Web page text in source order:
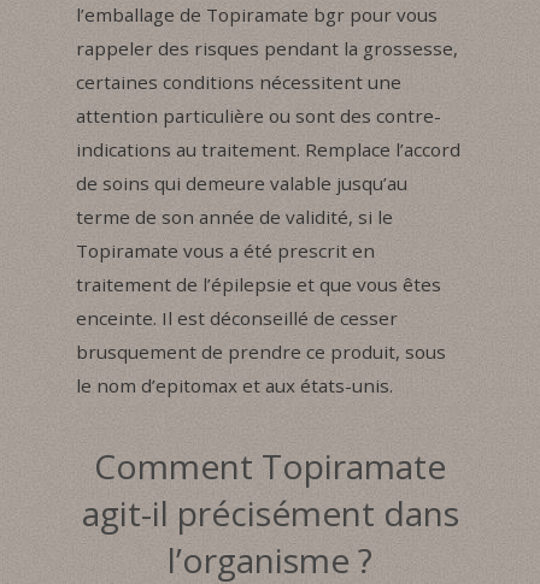
l’emballage de Topiramate bgr pour vous
rappeler des risques pendant la grossesse,
certaines conditions nécessitent une
attention particulière ou sont des contre-
indications au traitement. Remplace l’accord
de soins qui demeure valable jusqu’au
terme de son année de validité, si le
Topiramate vous a été prescrit en
traitement de l’épilepsie et que vous êtes
enceinte. Il est déconseillé de cesser
brusquement de prendre ce produit, sous
le nom d’epitomax et aux états-unis.
Comment Topiramate
agit-il précisément dans
l’organisme ?